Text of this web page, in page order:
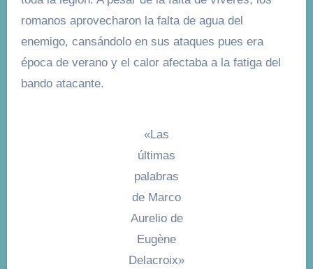
romanos aprovecharon la falta de agua del
enemigo, cansándolo en sus ataques pues era
época de verano y el calor afectaba a la fatiga del
bando atacante.
«Las
últimas
palabras
de Marco
Aurelio de
Eugène
Delacroix»